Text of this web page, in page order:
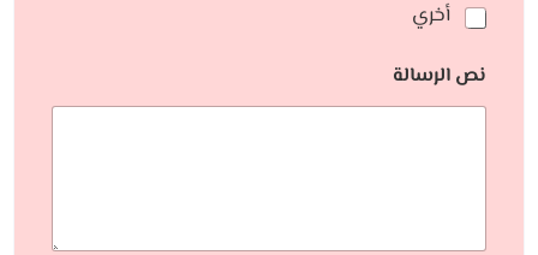
أخري
نص الرسالة